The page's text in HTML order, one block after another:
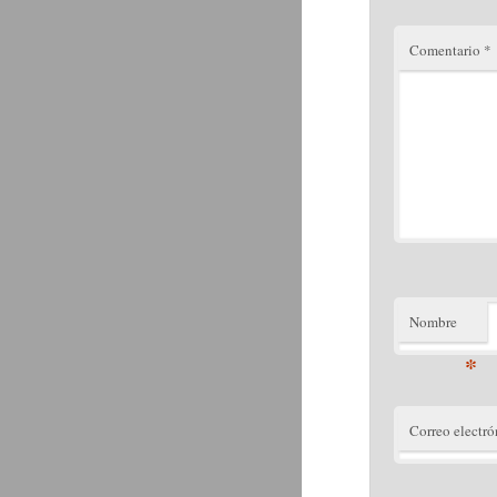
Comentario *
Nombre
*
Correo